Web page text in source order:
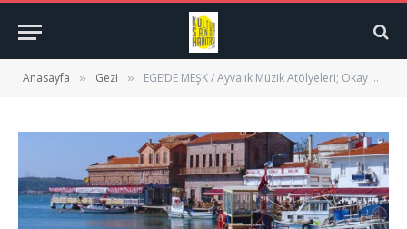
Anasayfa » Gezi » EGE’DE MEŞK / Ayvalık Müzik Atölyeleri; Okay Temiz, Gülcan Kaya, Salih Korkut Peker…